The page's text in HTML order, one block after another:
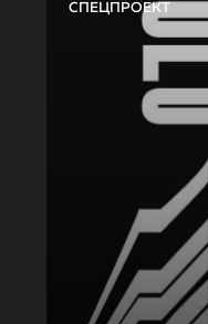
СПЕЦПРОЕКТ